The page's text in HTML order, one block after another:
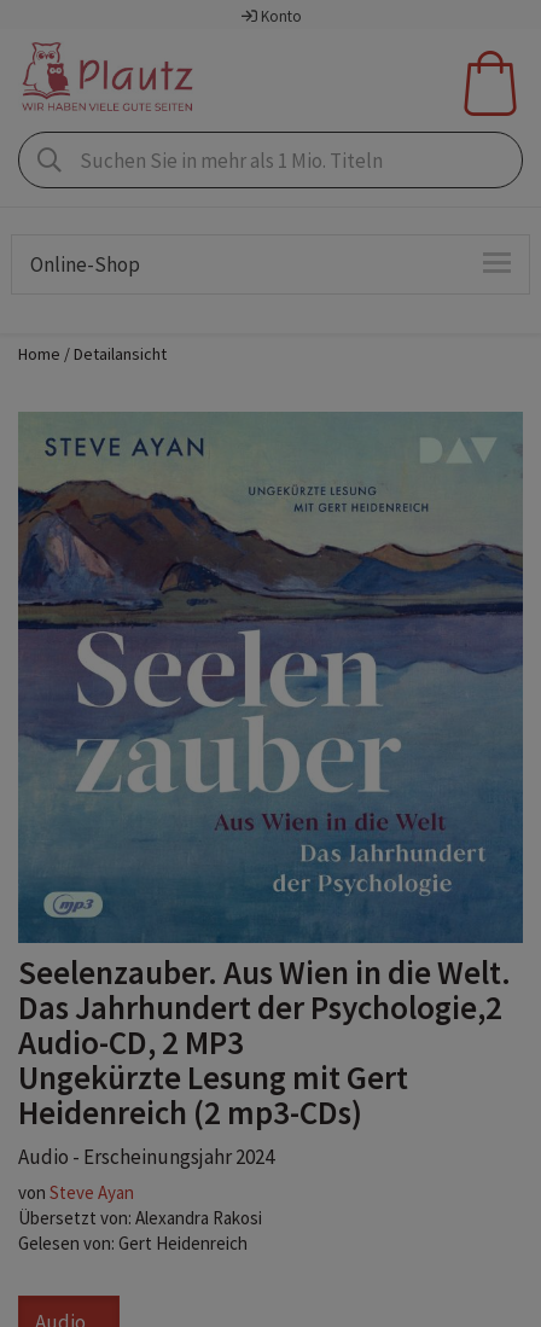
Konto
Online-Shop
Home Detailansicht
Seelenzauber. Aus Wien in die Welt.
Das Jahrhundert der Psychologie,2
Audio-CD, 2 MP3
Ungekürzte Lesung mit Gert
Heidenreich (2 mp3-CDs)
Audio - Erscheinungsjahr 2024
von Steve Ayan
Übersetzt von: Alexandra Rakosi
Gelesen von: Gert Heidenreich